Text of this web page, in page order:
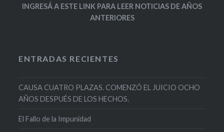
INGRESÁ A ESTE LINK PARA LEER NOTICIAS DE AÑOS
ANTERIORES
ENTRADAS RECIENTES
CAUSA CUATRO PLAZAS. COMENZÓ EL JUICIO OCHO
AÑOS DESPUÉS DE LOS HECHOS.
El Fallo de la Impunidad